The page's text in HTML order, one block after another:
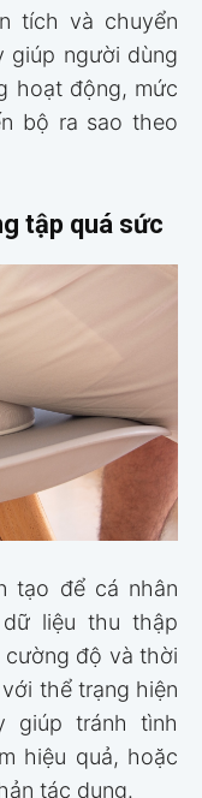
tích và chuyển
giúp người dùng
hoạt động, mức
bộ ra sao theo
tập quá sức
tạo để cá nhân
liệu thu thập
độ và thời
thể trạng hiện
giúp tránh tình
hiệu quả, hoặc
tác dụng.